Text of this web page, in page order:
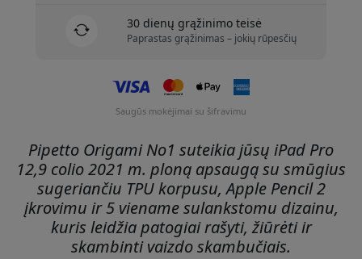
30 dienų grąžinimo teisė
Paprastas grąžinimas – jokių rūpesčių
Saugūs mokėjimai su šifravimu
Pipetto Origami No1 suteikia jūsų iPad Pro
12,9 colio 2021 m. ploną apsaugą su smūgius
sugeriančiu TPU korpusu, Apple Pencil 2
įkrovimu ir 5 viename sulankstomu dizainu,
kuris leidžia patogiai rašyti, žiūrėti ir
skambinti vaizdo skambučiais.